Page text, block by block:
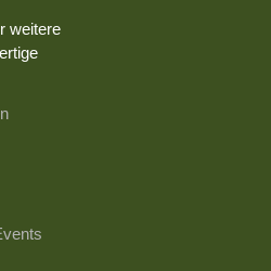
weitere